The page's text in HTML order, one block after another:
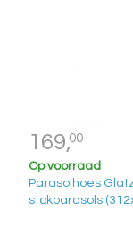
169,00
Op voorraad
Parasolhoes
stokparasols